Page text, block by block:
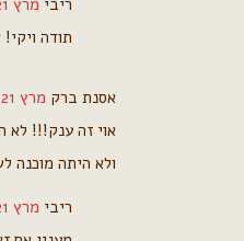
ריבי מרץ 21, 2018 בשעה 1:33 pm
תודה
אסנת ברק מרץ 21, 2018 בשעה 2:58 pm
אוי זה ענק!!! לא
ולא היתה
ריבי מרץ 21, 2018 בשעה 4:00 pm